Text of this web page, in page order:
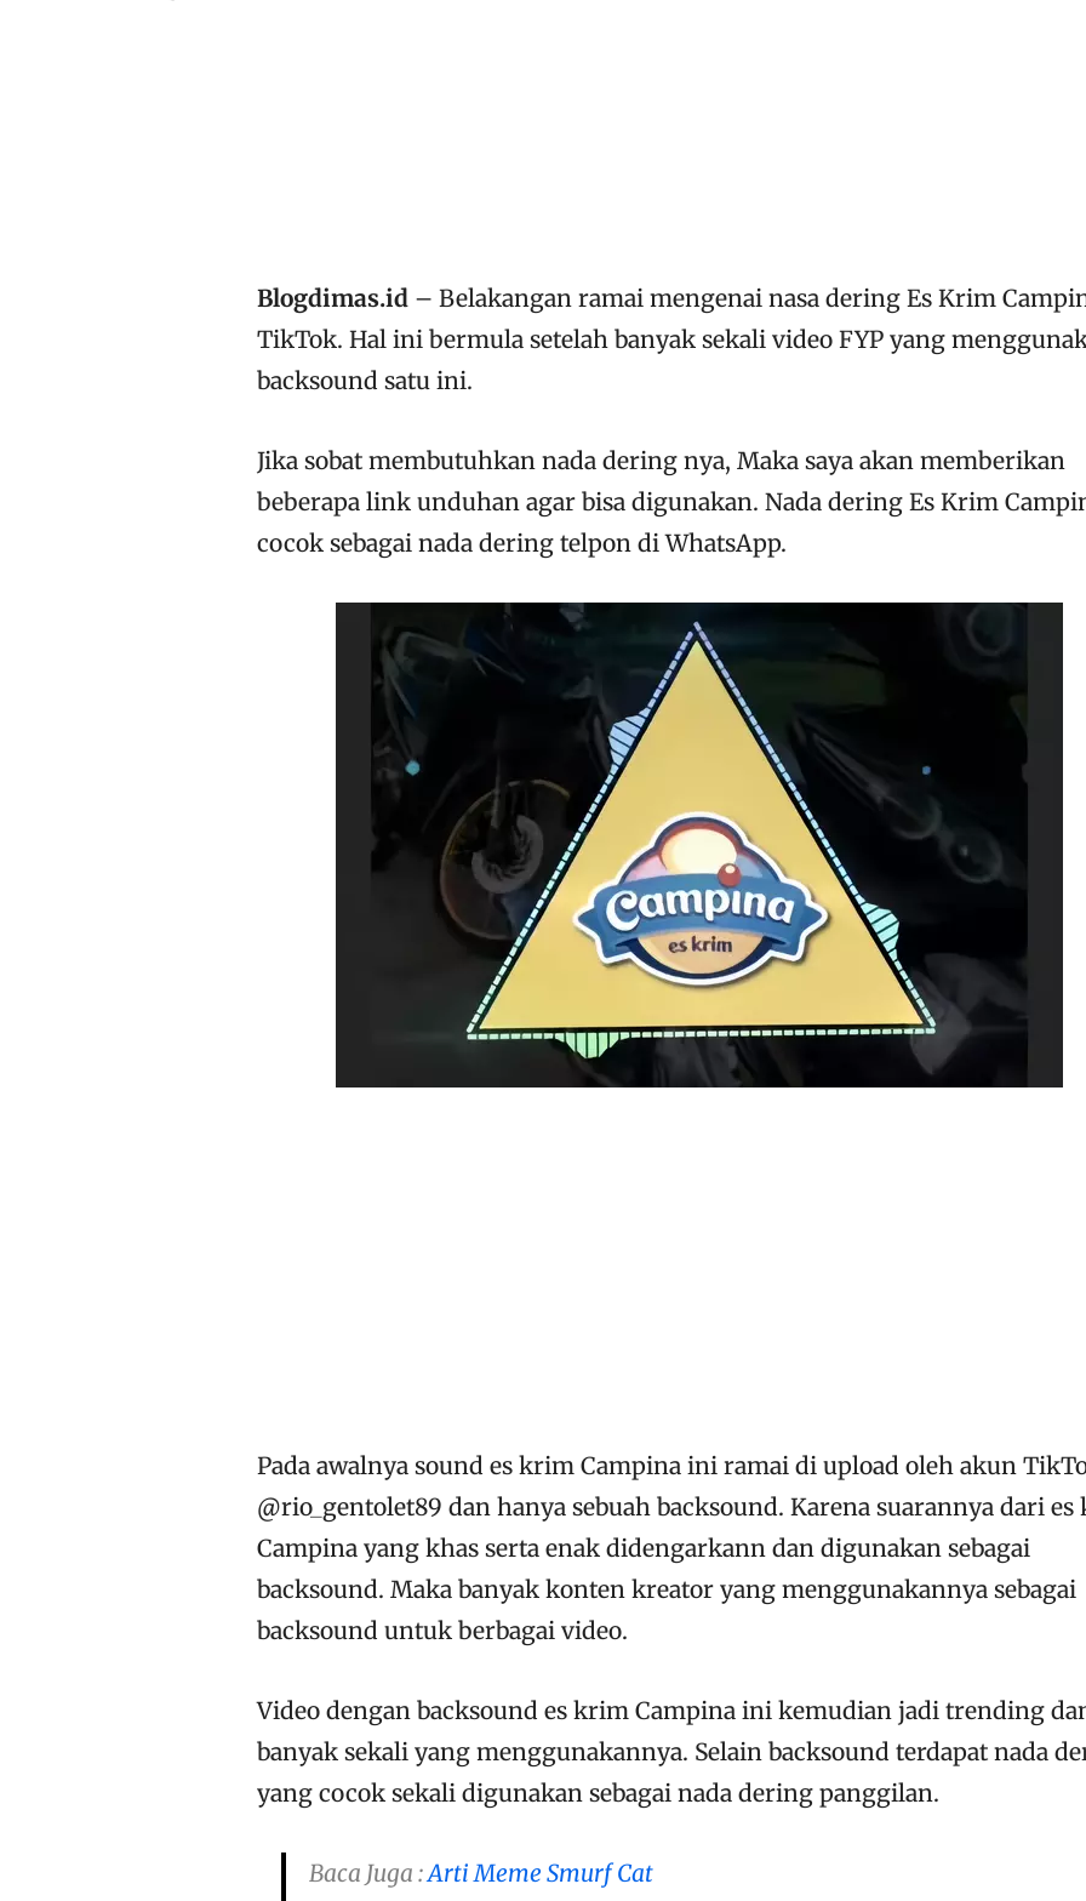
Blogdimas.id – Belakangan ramai mengenai nasa dering Es Krim
TikTok. Hal ini bermula setelah banyak sekali video FYP yang
backsound satu ini.
Jika sobat membutuhkan nada dering nya, Maka saya akan memberikan
beberapa link unduhan agar bisa digunakan. Nada dering Es Krim
cocok sebagai nada dering telpon di WhatsApp.
Pada awalnya sound es krim Campina ini ramai di upload oleh akun
@rio_gentolet89 dan hanya sebuah backsound. Karena suarannya dari
Campina yang khas serta enak didengarkann dan digunakan sebagai
backsound. Maka banyak konten kreator yang menggunakannya sebagai
backsound untuk berbagai video.
Video dengan backsound es krim Campina ini kemudian jadi trending
banyak sekali yang menggunakannya. Selain backsound terdapat nada
yang cocok sekali digunakan sebagai nada dering panggilan.
Baca Juga :Arti Meme Smurf Cat